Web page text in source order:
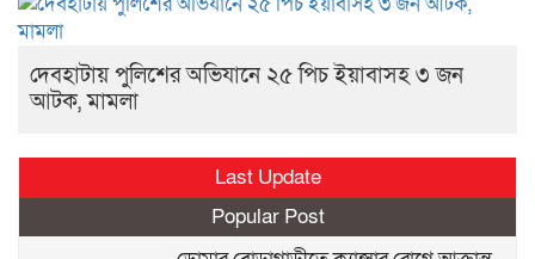
দেবহাটায় পুলিশের অভিযানে ২৫ পিচ ইয়াবাসহ ৩ জন
আটক, মামলা
Last Update
Popular Post